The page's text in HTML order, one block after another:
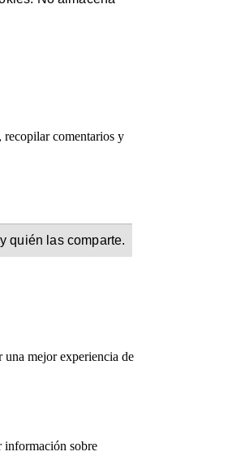
recopilar comentarios y
quién las comparte.
mejor experiencia de
información sobre